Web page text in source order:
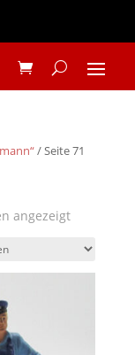
/ Seite 71
angezeigtNach
sortiert